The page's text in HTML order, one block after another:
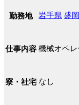
勤務地 岩手県 盛
仕事内容 機械オペ
寮・社宅 なし